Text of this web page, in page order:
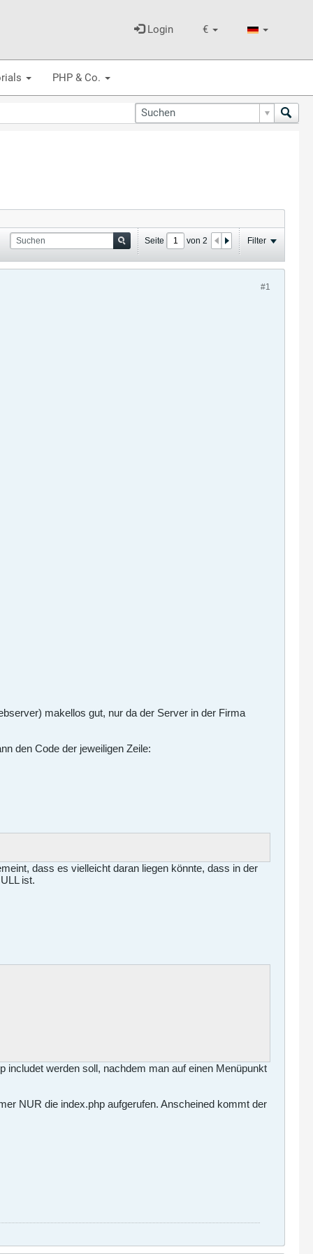
€
Login
PHP & Co.
Seite von 2 Filter
#1
makellos gut, nur da der Server in der Firma
den Code der jeweiligen Zeile:
dass es vielleicht daran liegen könnte, dass in der
ist.
includet werden soll, nachdem man auf einen Menüpunkt
NUR die index.php aufgerufen. Anscheined kommt der